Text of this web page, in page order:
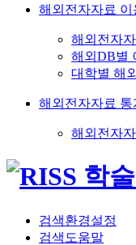
해외전자자료 이
해외전자
해외DB별
대학별 해
해외전자자료 통
해외전자
검색환경설정
검색도움말